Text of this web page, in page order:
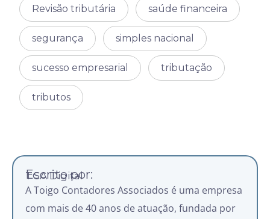
Revisão tributária saúde financeira
segurança simples nacional
sucesso empresarial tributação
tributos
Escrito por:
TCA Digital
A Toigo Contadores Associados é uma empresa
com mais de 40 anos de atuação, fundada por